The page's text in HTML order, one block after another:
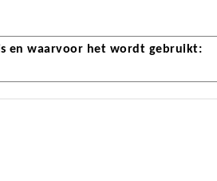
en waarvoor het wordt gebruikt: